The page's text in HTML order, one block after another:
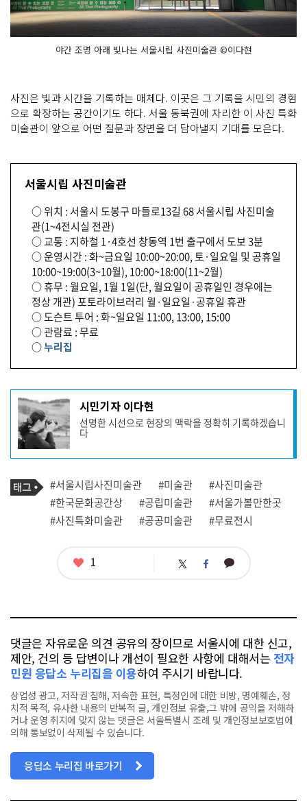
야간 조명 아래 빛나는 서울시립 사진미술관 ©이다현
사진은 빛과 시간을 기록하는 매체다. 이곳은 그 기록을 시민의 경험
으로 확장하는 공간이기도 하다. 서울 동북권에 자리한 이 사진 특화
미술관이 앞으로 어떤 질문과 장면을 더 담아낼지 기대를 모은다.
서울시립 사진미술관
○ 위치 : 서울시 도봉구 마들로13길 68 서울시립 사진미술
관(1~4전시실 전관)
○ 교통 : 지하철 1·4호선 창동역 1번 출구에서 도보 3분
○ 운영시간 : 화~금요일 10:00~20:00, 토·일요일 및 공휴일
10:00~19:00(3~10월), 10:00~18:00(11~2월)
○ 휴무 : 월요일, 1월 1일(단, 월요일이 공휴일인 경우에는
정상 개관) 포토라이브러리 월·일요일·공휴일 휴관
○ 도슨트 투어 : 화~일요일 11:00, 13:00, 15:00
○ 관람료 : 무료
○누리집
기
사
작
성
자
프
필
시민기자 이다현
선명한 시선으로 현장의 맥락을 정확히 기록하겠습니
다
기
사
관
련
태
태
그
#서울시립사진미술관 #미술관
#사진미술관
#한국문화공간상
#공립미술관
#서울가볼만한곳
#사진특화미술관
#공공미술관 #무료전시
좋1 트 페 카
댓글은 자유로운 의견 공유의 장이므로 서울시에 대한 신고,
제안, 건의 등 답변이나 개선이 필요한 사항에 대해서는 전자
민원 응답소 누리집을 이용하여 주시기 바랍니다.
상업성 광고, 저작권 침해, 저속한 표현, 특정인에 대한 비방, 명예훼손, 정
치적 목적, 유사한 내용의 반복적 글, 개인정보 유출,그 밖에 공익을 저해하
거나 운영 취지에 맞지 않는 댓글은 서울특별시 조례 및 개인정보보호법에
의해 통보없이 삭제될 수 있습니다.
응답소 누리집 바로가기